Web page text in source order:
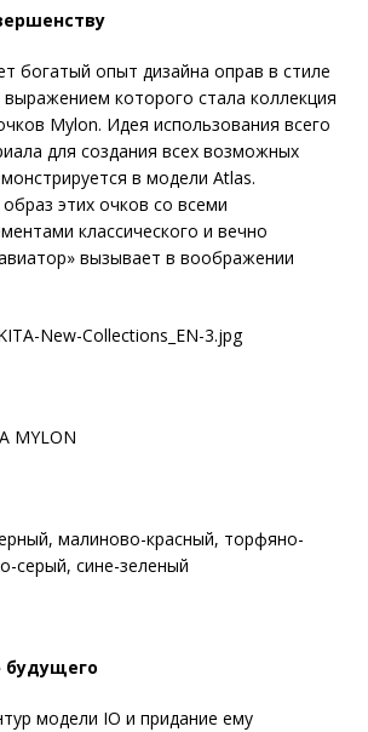
богатый опыт дизайна оправ в стиле
которого стала коллекция
Mylon. Идея использования всего
для создания всех возможных
в модели Atlas.
этих очков со всеми
классического и вечно
вызывает в воображении
MYLON
малиново-красный, торфяно-
серый, сине-зеленый
будущего
модели IO и придание ему